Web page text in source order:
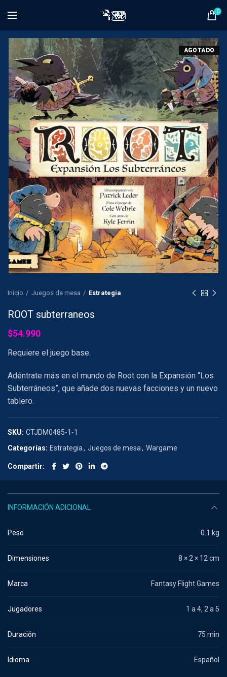
0
AGOTADO
Inicio Juegos de mesa Estrategia
ROOT subterraneos
$54.990
Requiere el juego base.
Adéntrate más en el mundo de Root con la Expansión “Los
Subterráneos”, que añade dos nuevas facciones y un nuevo
tablero.
SKU: CTJDM0485-1-1
Categorías: Estrategia, Juegos de mesa, Wargame
Compartir
INFORMACIÓN ADICIONAL
Peso 0.1 kg
Dimensiones 8 × 2 × 12 cm
Marca Fantasy Flight Games
Jugadores 1 a 4, 2 a 5
Duración 75 min
Idioma Español